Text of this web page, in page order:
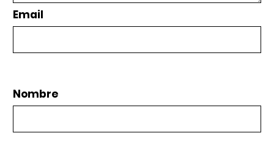
Email
Nombre